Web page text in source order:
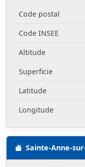
Code postal
Code INSEE
Altitude
Superficie
Latitude
Longitude
Sainte-Anne-